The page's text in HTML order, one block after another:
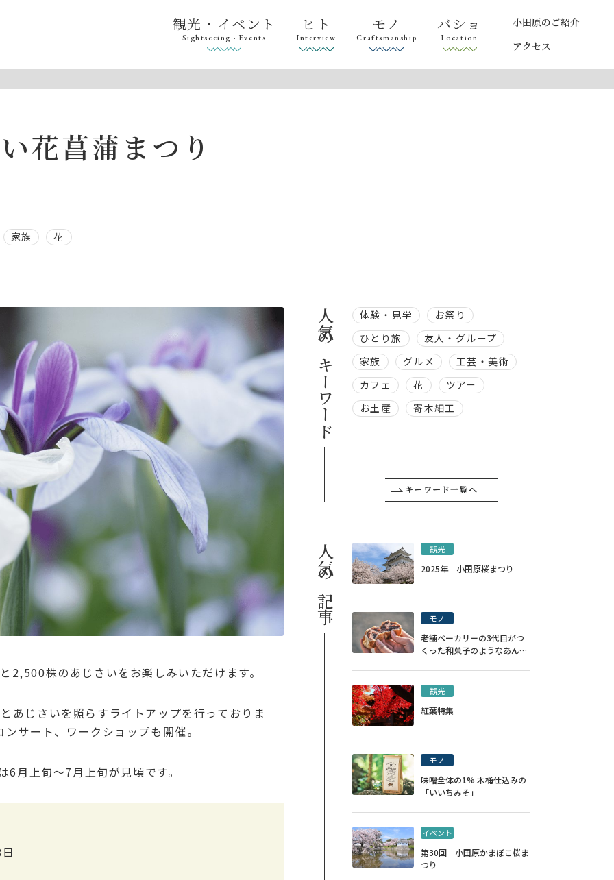
観光・イベント
Sightseeing · Events
ヒト
Interview
モノ
Craftsmanship
バショ
Location
小田原のご紹介
アクセス
花菖蒲まつり
家族 花
株のあじさいをお楽しみいただけます。
あじさいを照らすライトアップを行っておりま
サート、ワークショップも開催。
月上旬～7月上旬が見頃です。
人気のキーワード 体験・見学
お祭り
ひとり旅
友人・グループ
家族
グルメ
工芸・美術
カフェ
花
ツアー
お土産
寄木細工
キーワード一覧へ
人気の記事 観光
2025年 小田原桜まつり
モノ
老舗ベーカリーの3代目がつ
くった和菓子のようなあんぱ
観光
紅葉特集
モノ
味噌全体の1% 木桶仕込みの
「いいちみそ」
イベント
第30回 小田原かまぼこ桜ま
つり